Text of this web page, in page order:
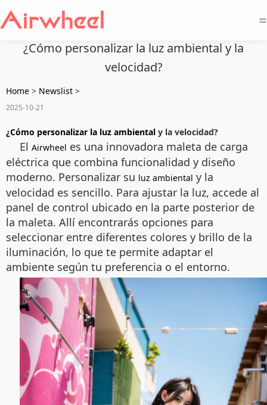
=
¿Cómo personalizar la luz ambiental y la
velocidad?
Home > Newslist >
2025-10-21
¿Cómo personalizar la luz ambiental y la velocidad?
El Airwheel es una innovadora maleta de carga
eléctrica que combina funcionalidad y diseño
moderno. Personalizar su luz ambiental y la
velocidad es sencillo. Para ajustar la luz, accede al
panel de control ubicado en la parte posterior de
la maleta. Allí encontrarás opciones para
seleccionar entre diferentes colores y brillo de la
iluminación, lo que te permite adaptar el
ambiente según tu preferencia o el entorno.